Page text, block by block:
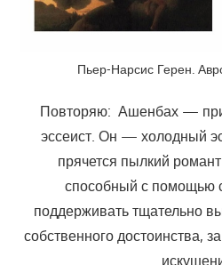
Пьер-Нарсис Герен.
Повторяю: Ашенбах —
эссеист. Он — холодный
прячется пылкий
способный с помощью
поддерживать тщательно
собственного достоинства,